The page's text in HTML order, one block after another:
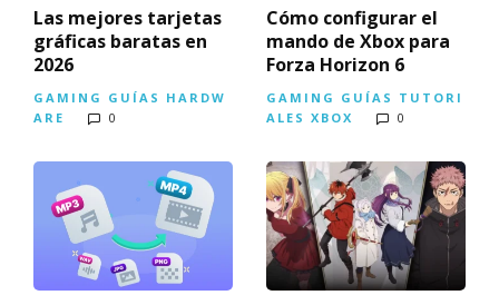
Las mejores tarjetas
gráficas baratas en
2026
GAMING GUÍAS HARDW
ARE
0
Cómo configurar el
mando de Xbox para
Forza Horizon 6
GAMING GUÍAS TUTORI
ALES XBOX 0